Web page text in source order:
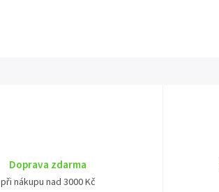
Doprava zdarma
při nákupu nad 3000 Kč